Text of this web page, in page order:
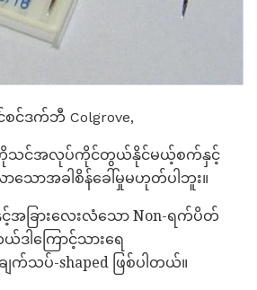
စင်ဒက်ဘီ Colgrove,
သင်အလုပ်ကိုင်တွယ်နိုင်မယ့်စက်နှင့်
သောအခါစိန်ခေါ်မှုမဟုတ်ပါဘူး။
င့်အခြားလေးလံသော Non-ရက်ပိတ်
ါကြောင့်သားရေ
သပ်-shaped ဖြစ်ပါတယ်။